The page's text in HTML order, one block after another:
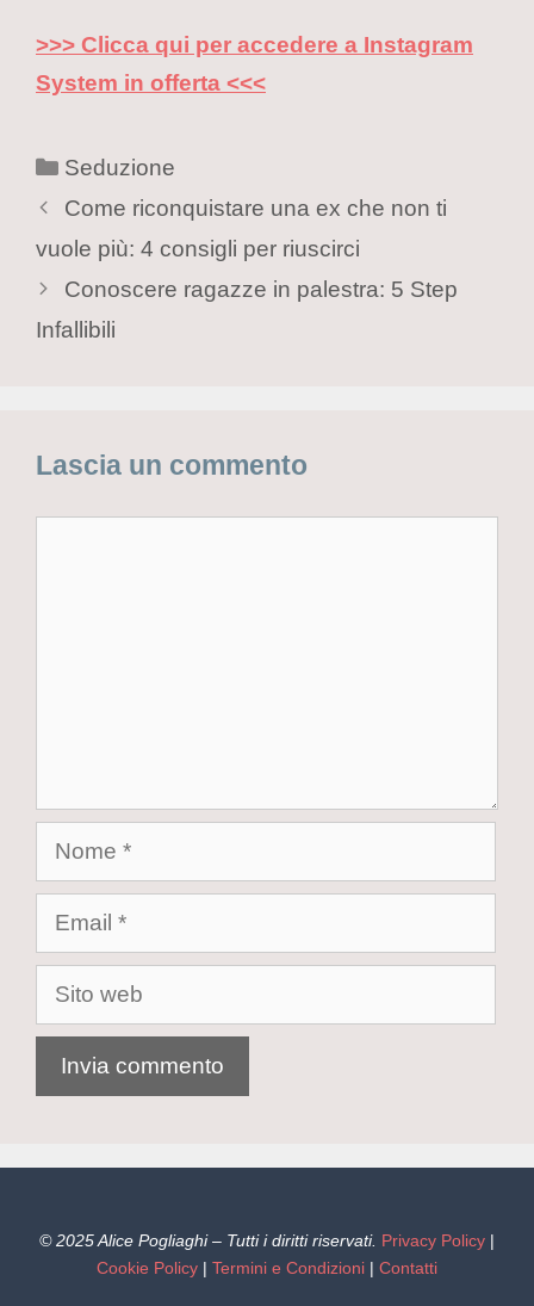
>>> Clicca qui per accedere a Instagram
System in offerta <<<
Seduzione
Come riconquistare una ex che non ti
vuole più: 4 consigli per riuscirci
Conoscere ragazze in palestra: 5 Step
Infallibili
Lascia un commento
© 2025 Alice Pogliaghi – Tutti i diritti riservati. Privacy Policy |
Cookie Policy | Termini e Condizioni | Contatti